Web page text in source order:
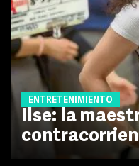
ENTRETENIMIENTO
Ilse: la